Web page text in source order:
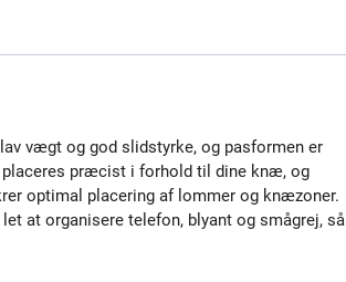
vægt og god slidstyrke, og pasformen er
placeres præcist i forhold til dine knæ, og
optimal placering af lommer og knæzoner.
at organisere telefon, blyant og smågrej, så